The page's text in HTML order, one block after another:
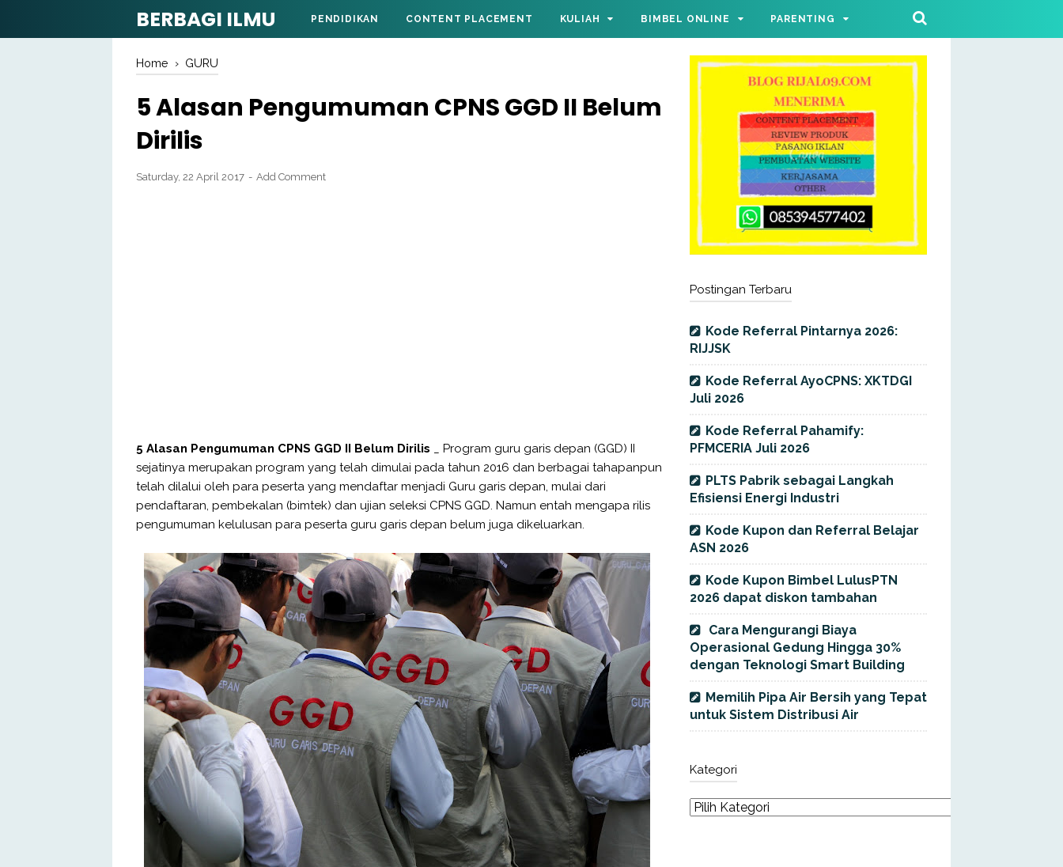
BERBAGI ILMU PENDIDIKAN CONTENT PLACEMENT KULIAH BIMBEL ONLINE PARENTING
Home › GURU
5 Alasan Pengumuman CPNS GGD II Belum
Dirilis
Saturday, 22 April 2017 Add Comment
5 Alasan Pengumuman CPNS GGD II Belum Dirilis _ Program guru garis depan (GGD) II
sejatinya merupakan program yang telah dimulai pada tahun 2016 dan berbagai tahapanpun
telah dilalui oleh para peserta yang mendaftar menjadi Guru garis depan, mulai dari
pendaftaran, pembekalan (bimtek) dan ujian seleksi CPNS GGD. Namun entah mengapa rilis
pengumuman kelulusan para peserta guru garis depan belum juga dikeluarkan.
Postingan Terbaru
Kode Referral Pintarnya 2026:
RIJJSK
Kode Referral AyoCPNS: XKTDGI
Juli 2026
Kode Referral Pahamify:
PFMCERIA Juli 2026
PLTS Pabrik sebagai Langkah
Efisiensi Energi Industri
Kode Kupon dan Referral Belajar
ASN 2026
Kode Kupon Bimbel LulusPTN
2026 dapat diskon tambahan
Cara Mengurangi Biaya
Operasional Gedung Hingga 30%
dengan Teknologi Smart Building
Memilih Pipa Air Bersih yang Tepat
untuk Sistem Distribusi Air
Kategori